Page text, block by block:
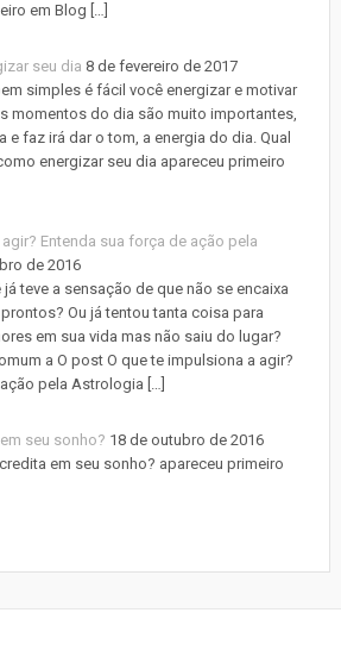
em Blog […]
seu dia 8 de fevereiro de 2017
simples é fácil você energizar e motivar
momentos do dia são muito importantes,
e faz irá dar o tom, a energia do dia. Qual
energizar seu dia apareceu primeiro
Entenda sua força de ação pela
de 2016
já teve a sensação de que não se encaixa
Ou já tentou tanta coisa para
em sua vida mas não saiu do lugar?
a O post O que te impulsiona a agir?
pela Astrologia […]
seu sonho? 18 de outubro de 2016
em seu sonho? apareceu primeiro